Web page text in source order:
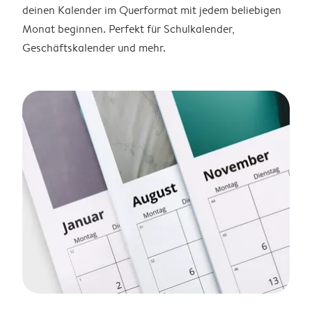
deinen Kalender im Querformat mit jedem beliebigen
Monat beginnen. Perfekt für Schulkalender,
Geschäftskalender und mehr.